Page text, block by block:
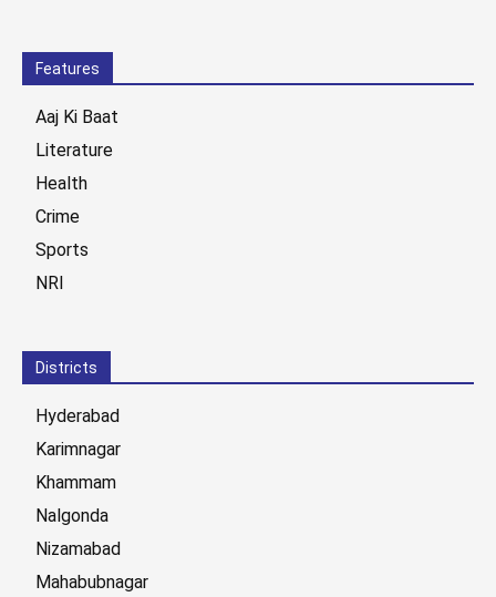
Features
Aaj Ki Baat
Literature
Health
Crime
Sports
NRI
Districts
Hyderabad
Karimnagar
Khammam
Nalgonda
Nizamabad
Mahabubnagar